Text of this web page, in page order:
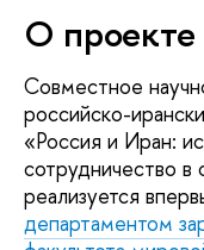
О проекте
Совместное
российско-
«Россия и Иран:
сотрудничество в
реализуется
департаментом